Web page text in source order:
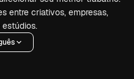
entre criativos, empresas,